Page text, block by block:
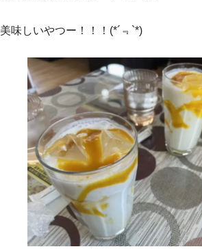
美味しいやつー！！！(*´﹃`*)